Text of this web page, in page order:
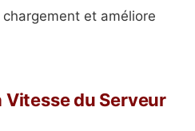
et améliore
du Serveur